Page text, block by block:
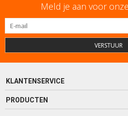
Meld je aan voor
VERSTUUR
KLANTENSERVICE
PRODUCTEN